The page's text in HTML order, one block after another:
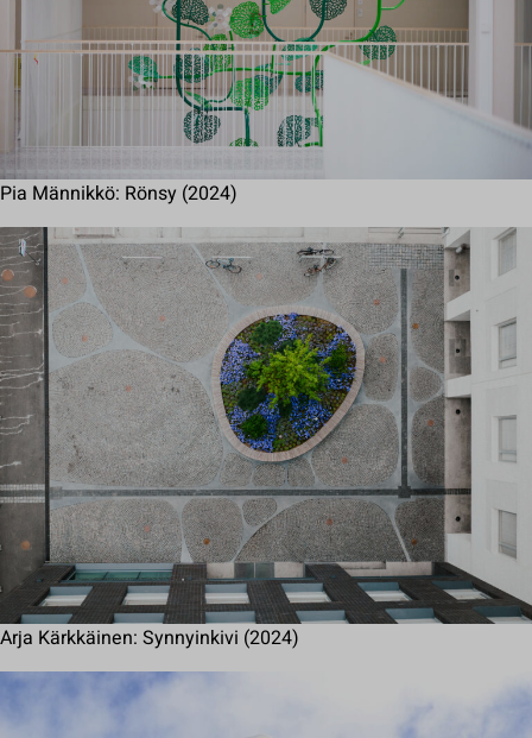
Pia Männikkö: Rönsy (2024)
Arja Kärkkäinen: Synnyinkivi (2024)